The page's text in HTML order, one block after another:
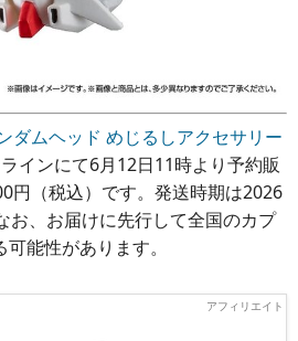
ダムヘッド めじるしアクセサリー
インにて6月12日11時より予約販
円（税込）です。発送時期は2026
お、お届けに先行して全国のカプ
能性があります。